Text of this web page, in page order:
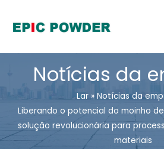
para
conteúdo
Notícias da
Lar
Notícias da
Liberando o potencial do moinho
solução revolucionária para
materiais